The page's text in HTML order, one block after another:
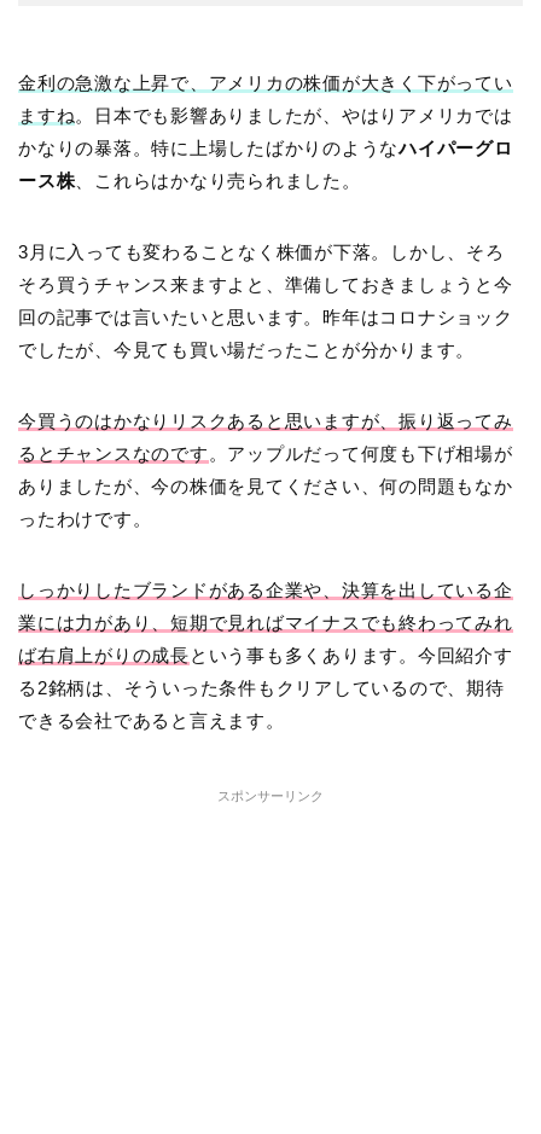
金利の急激な上昇で、アメリカの株価が大きく下がってい
ますね。日本でも影響ありましたが、やはりアメリカでは
かなりの暴落。特に上場したばかりのようなハイパーグロ
ース株 、これらはかなり売られました。
3月に入っても変わることなく株価が下落。しかし、そろ
そろ買うチャンス来ますよと、準備しておきましょうと今
回の記事では言いたいと思います。昨年はコロナショック
でしたが、今見ても買い場だったことが分かります。
今買うのはかなりリスクあると思いますが、振り返ってみ
るとチャンスなのです 。アップルだって何度も下げ相場が
ありましたが、今の株価を見てください、何の問題もなか
ったわけです。
しっかりしたブランドがある企業や、決算を出している企
業には力があり、短期で見ればマイナスでも終わってみれ
ば右肩上がりの成長という事も多くあります。今回紹介す
る2銘柄は、そういった条件もクリアしているので、期待
できる会社であると言えます。
スポンサーリンク